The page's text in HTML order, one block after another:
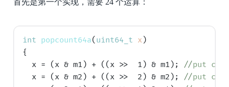
int popcount64a( uint64_t x )
{
  x = (x & m1) + ((x >>  1) & m1);
//put
  x = (x & m2) + ((x >>  2) & m2);
//put